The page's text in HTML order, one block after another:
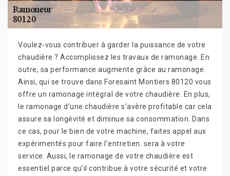
Voulez-vous contribuer à garder la puissance de votre
chaudière ? Accomplissez les travaux de ramonage. En
outre, sa performance augmente grâce au ramonage.
Ainsi, qui se trouve dans Foresaint Montiers 80120 vous
offre un ramonage intégral de votre chaudière. En plus,
le ramonage d’une chaudière s’avère profitable car cela
assure sa longévité et diminue sa consommation. Dans
ce cas, pour le bien de votre machine, faites appel aux
expérimentés pour faire l’entretien. sera à votre
service. Aussi, le ramonage de votre chaudière est
essentiel parce qu’il contribue à votre sécurité et votre